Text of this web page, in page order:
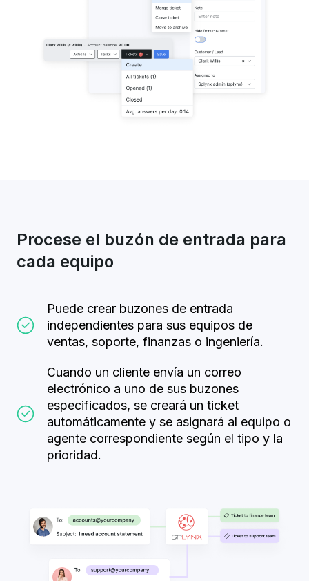
Procese el buzón de entrada para
cada equipo
Puede crear buzones de entrada
independientes para sus equipos de
ventas, soporte, finanzas o ingeniería.
Cuando un cliente envía un correo
electrónico a uno de sus buzones
especificados, se creará un ticket
automáticamente y se asignará al equipo o
agente correspondiente según el tipo y la
prioridad.